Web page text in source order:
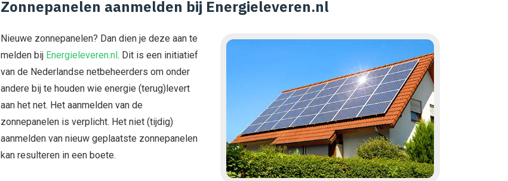
Zonnepanelen aanmelden bij Energieleveren.nl
Nieuwe zonnepanelen? Dan dien je deze aan te
melden bij Energieleveren.nl. Dit is een initiatief
van de Nederlandse netbeheerders om onder
andere bij te houden wie energie (terug)levert
aan het net. Het aanmelden van de
zonnepanelen is verplicht. Het niet (tijdig)
aanmelden van nieuw geplaatste zonnepanelen
kan resulteren in een boete.